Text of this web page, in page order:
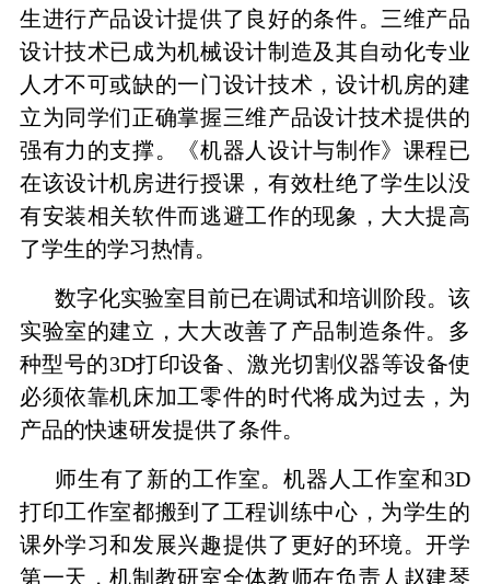
生进行产品设计提供了良好的条件。三维产品
设计技术已成为机械设计制造及其自动化专业
人才不可或缺的一门设计技术，设计机房的建
立为同学们正确掌握三维产品设计技术提供的
强有力的支撑。《机器人设计与制作》课程已
在该设计机房进行授课，有效杜绝了学生以没
有安装相关软件而逃避工作的现象，大大提高
了学生的学习热情。
数字化实验室目前已在调试和培训阶段。该
实验室的建立，大大改善了产品制造条件。多
种型号的3D打印设备、激光切割仪器等设备使
必须依靠机床加工零件的时代将成为过去，为
产品的快速研发提供了条件。
师生有了新的工作室。机器人工作室和3D
打印工作室都搬到了工程训练中心，为学生的
课外学习和发展兴趣提供了更好的环境。开学
第一天，机制教研室全体教师在负责人赵建琴